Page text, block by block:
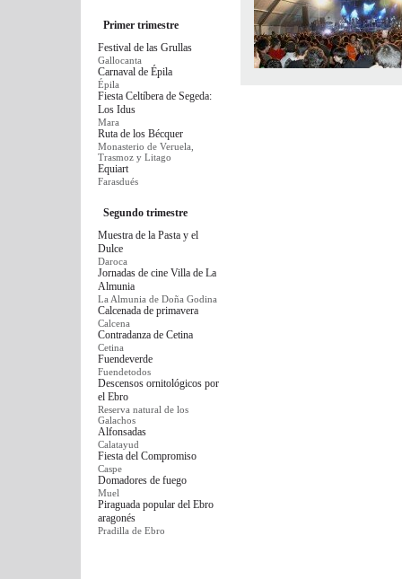
Primer trimestre
Festival de las Grullas
Gallocanta
Carnaval de Épila
Épila
Fiesta Celtíbera de Segeda:
Los Idus
Mara
Ruta de los Bécquer
Monasterio de Veruela,
Trasmoz y Litago
Equiart
Farasdués
Segundo trimestre
Muestra de la Pasta y el
Dulce
Daroca
Jornadas de cine Villa de La
Almunia
La Almunia de Doña Godina
Calcenada de primavera
Calcena
Contradanza de Cetina
Cetina
Fuendeverde
Fuendetodos
Descensos ornitológicos por
el Ebro
Reserva natural de los
Galachos
Alfonsadas
Calatayud
Fiesta del Compromiso
Caspe
Domadores de fuego
Muel
Piraguada popular del Ebro
aragonés
Pradilla de Ebro